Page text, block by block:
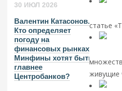
30 ИЮЛ 2026
Валентин Катасонов.
Кто определяет
погоду на
финансовых рынках?
Минфины хотят быть
главнее
Центробанков?
статье
живущие